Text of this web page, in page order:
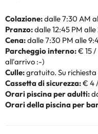
Colazione:dalle 7:30 AM
Pranzo:dalle 12:45 PM alle
Cena:dalle 7:30 PM alle
Parcheggio interno:€ 15
all'arrivo :-)
Culle:gratuito. Su
Cassetta di sicurezza:€ 4
Orari piscina per adulti:
Orari della piscina per